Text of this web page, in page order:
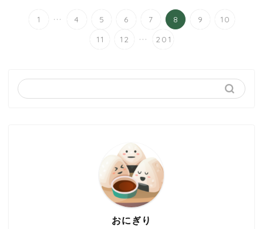
1 ... 4 5 6 7 8 9
10
11
12 ... 201
おにぎり